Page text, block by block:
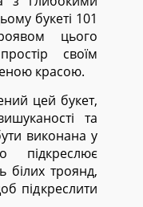
букеті 101
цього
своїм
красою.
цей букет,
та
виконана у
підкреслює
білих троянд,
підкреслити